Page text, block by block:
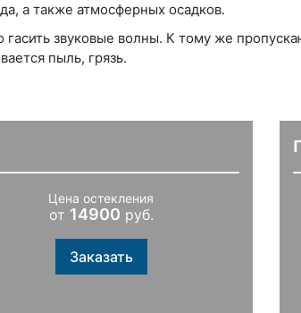
а также атмосферных осадков.
звуковые волны. К тому же
пыль, грязь.
Цена остекления
от 14900 руб.
Заказать